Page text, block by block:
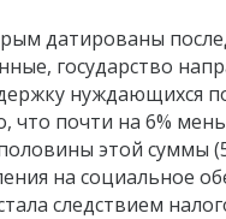
датированы
государство
нуждающихся
что почти на 6%
этой суммы
на социальное
следствием